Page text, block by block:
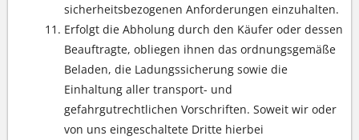
sicherheitsbezogenen Anforderungen einzuhalten.
Erfolgt die Abholung durch den Käufer oder dessen
Beauftragte, obliegen ihnen das ordnungsgemäße
Beladen, die Ladungssicherung sowie die
Einhaltung aller transport- und
gefahrgutrechtlichen Vorschriften. Soweit wir oder
von uns eingeschaltete Dritte hierbei